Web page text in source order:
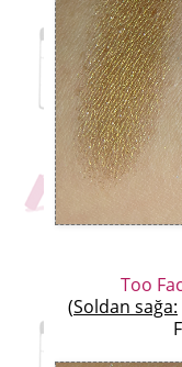
Too
(Soldan sağa: